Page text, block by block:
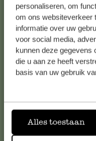
personaliseren, om
om ons websiteverkeer
informatie over uw
voor social media,
kunnen deze gegevens
die u aan ze heeft
basis van uw gebruik
Alles toestaan
Falls Sie Fragen haben
Sie sich bitte an unseren
die Antworten auf